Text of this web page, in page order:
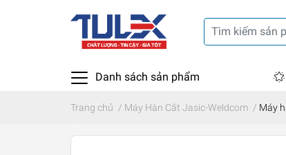
Danh sách sản phẩm
Trang chủ / Máy Hàn Cắt Jasic-Weldcom / Máy